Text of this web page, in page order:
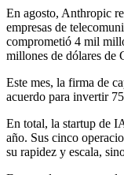
En agosto, Anthropic
empresas de
comprometió 4 mil
millones de dólares de
Este mes, la firma de
acuerdo para invertir
En total, la startup de
año. Sus cinco
su rapidez y escala,